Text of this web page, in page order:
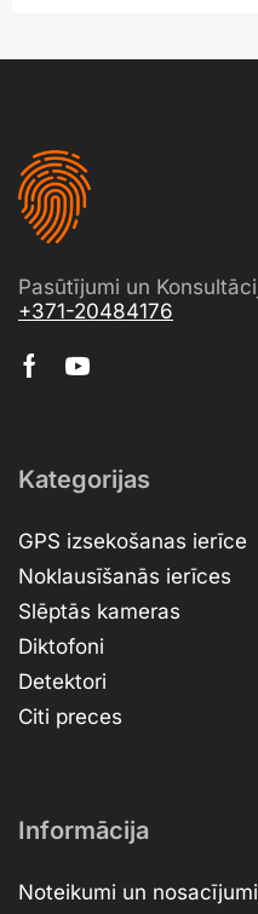
Pasūtījumi un
+371-20484176
Kategorijas
GPS izsekošanas ierīce
Noklausīšanās ierīces
Slēptās kameras
Diktofoni
Detektori
Citi preces
Informācija
Noteikumi un nosacījumi